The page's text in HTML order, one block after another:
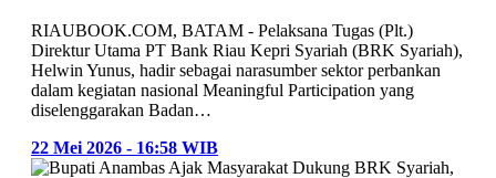
RIAUBOOK.COM, BATAM - Pelaksana Tugas (Plt.)
Direktur Utama PT Bank Riau Kepri Syariah (BRK Syariah),
Helwin Yunus, hadir sebagai narasumber sektor perbankan
dalam kegiatan nasional Meaningful Participation yang
diselenggarakan Badan…
22 Mei 2026 - 16:58 WIB